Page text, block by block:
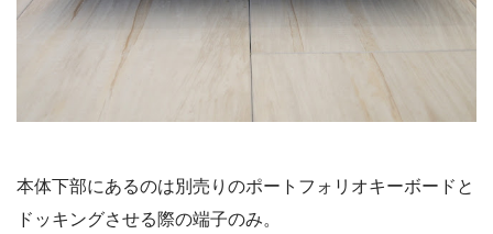
本体下部にあるのは別売りのポートフォリオキーボードと
ドッキングさせる際の端子のみ。